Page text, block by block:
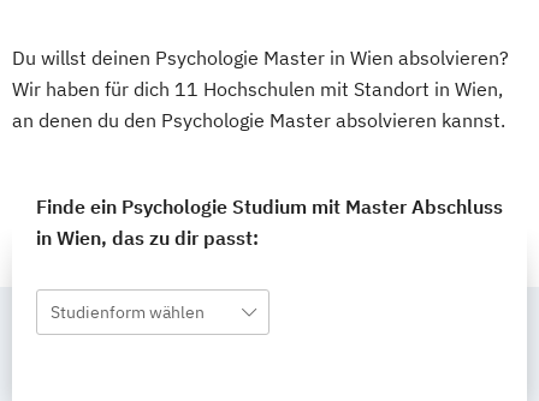
Du willst deinen Psychologie Master in Wien absolvieren?
Wir haben für dich 11 Hochschulen mit Standort in Wien,
an denen du den Psychologie Master absolvieren kannst.
Finde ein Psychologie Studium mit Master Abschluss
in Wien, das zu dir passt:
Studienform wählen